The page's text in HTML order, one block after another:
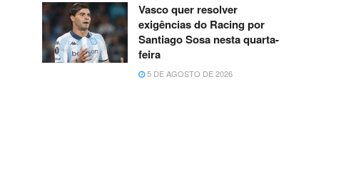
Vasco quer resolver
exigências do Racing por
Santiago Sosa nesta quarta-
feira
5 DE AGOSTO DE 2026